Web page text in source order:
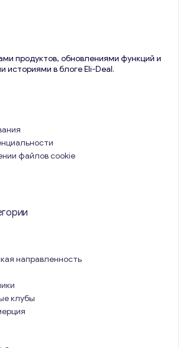
продуктов, обновлениями функций и
историями в блоге Eli-Deal.
файлов cookie
направленность
клубы